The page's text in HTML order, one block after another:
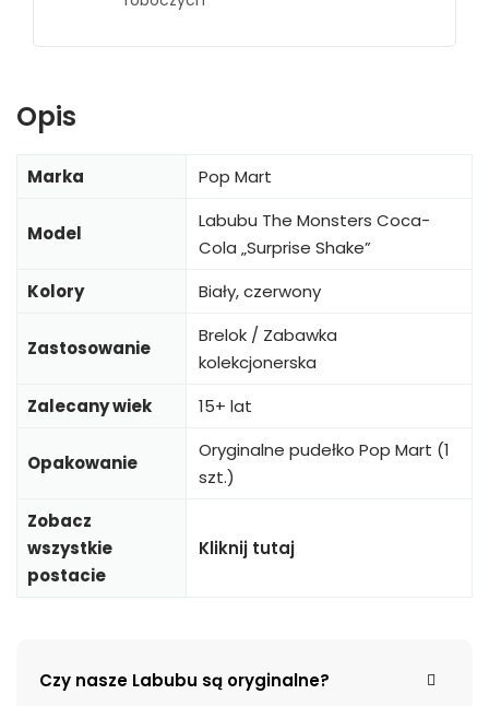
Opis
Marka Pop Mart
Model
Labubu The Monsters Coca-
Cola „Surprise Shake”
Kolory
Biały, czerwony
Zastosowanie
Brelok / Zabawka
kolekcjonerska
Zalecany wiek
15+ lat
Opakowanie
Oryginalne pudełko Pop Mart (1
szt.)
Zobacz
wszystkie
postacie
Kliknij tutaj
Czy nasze Labubu są oryginalne?